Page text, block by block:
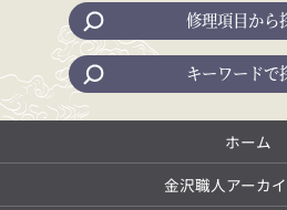
修理項目から
キーワードで
ホーム
金沢職人アーカ